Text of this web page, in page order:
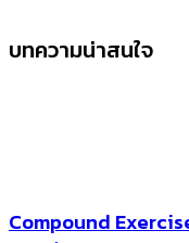
บทความน่าสนใจ
Compound